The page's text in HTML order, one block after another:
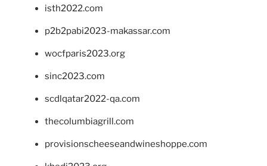
isth2022.com
p2b2pabi2023-makassar.com
wocfparis2023.org
sinc2023.com
scdlqatar2022-qa.com
thecolumbiagrill.com
provisionscheeseandwineshoppe.com